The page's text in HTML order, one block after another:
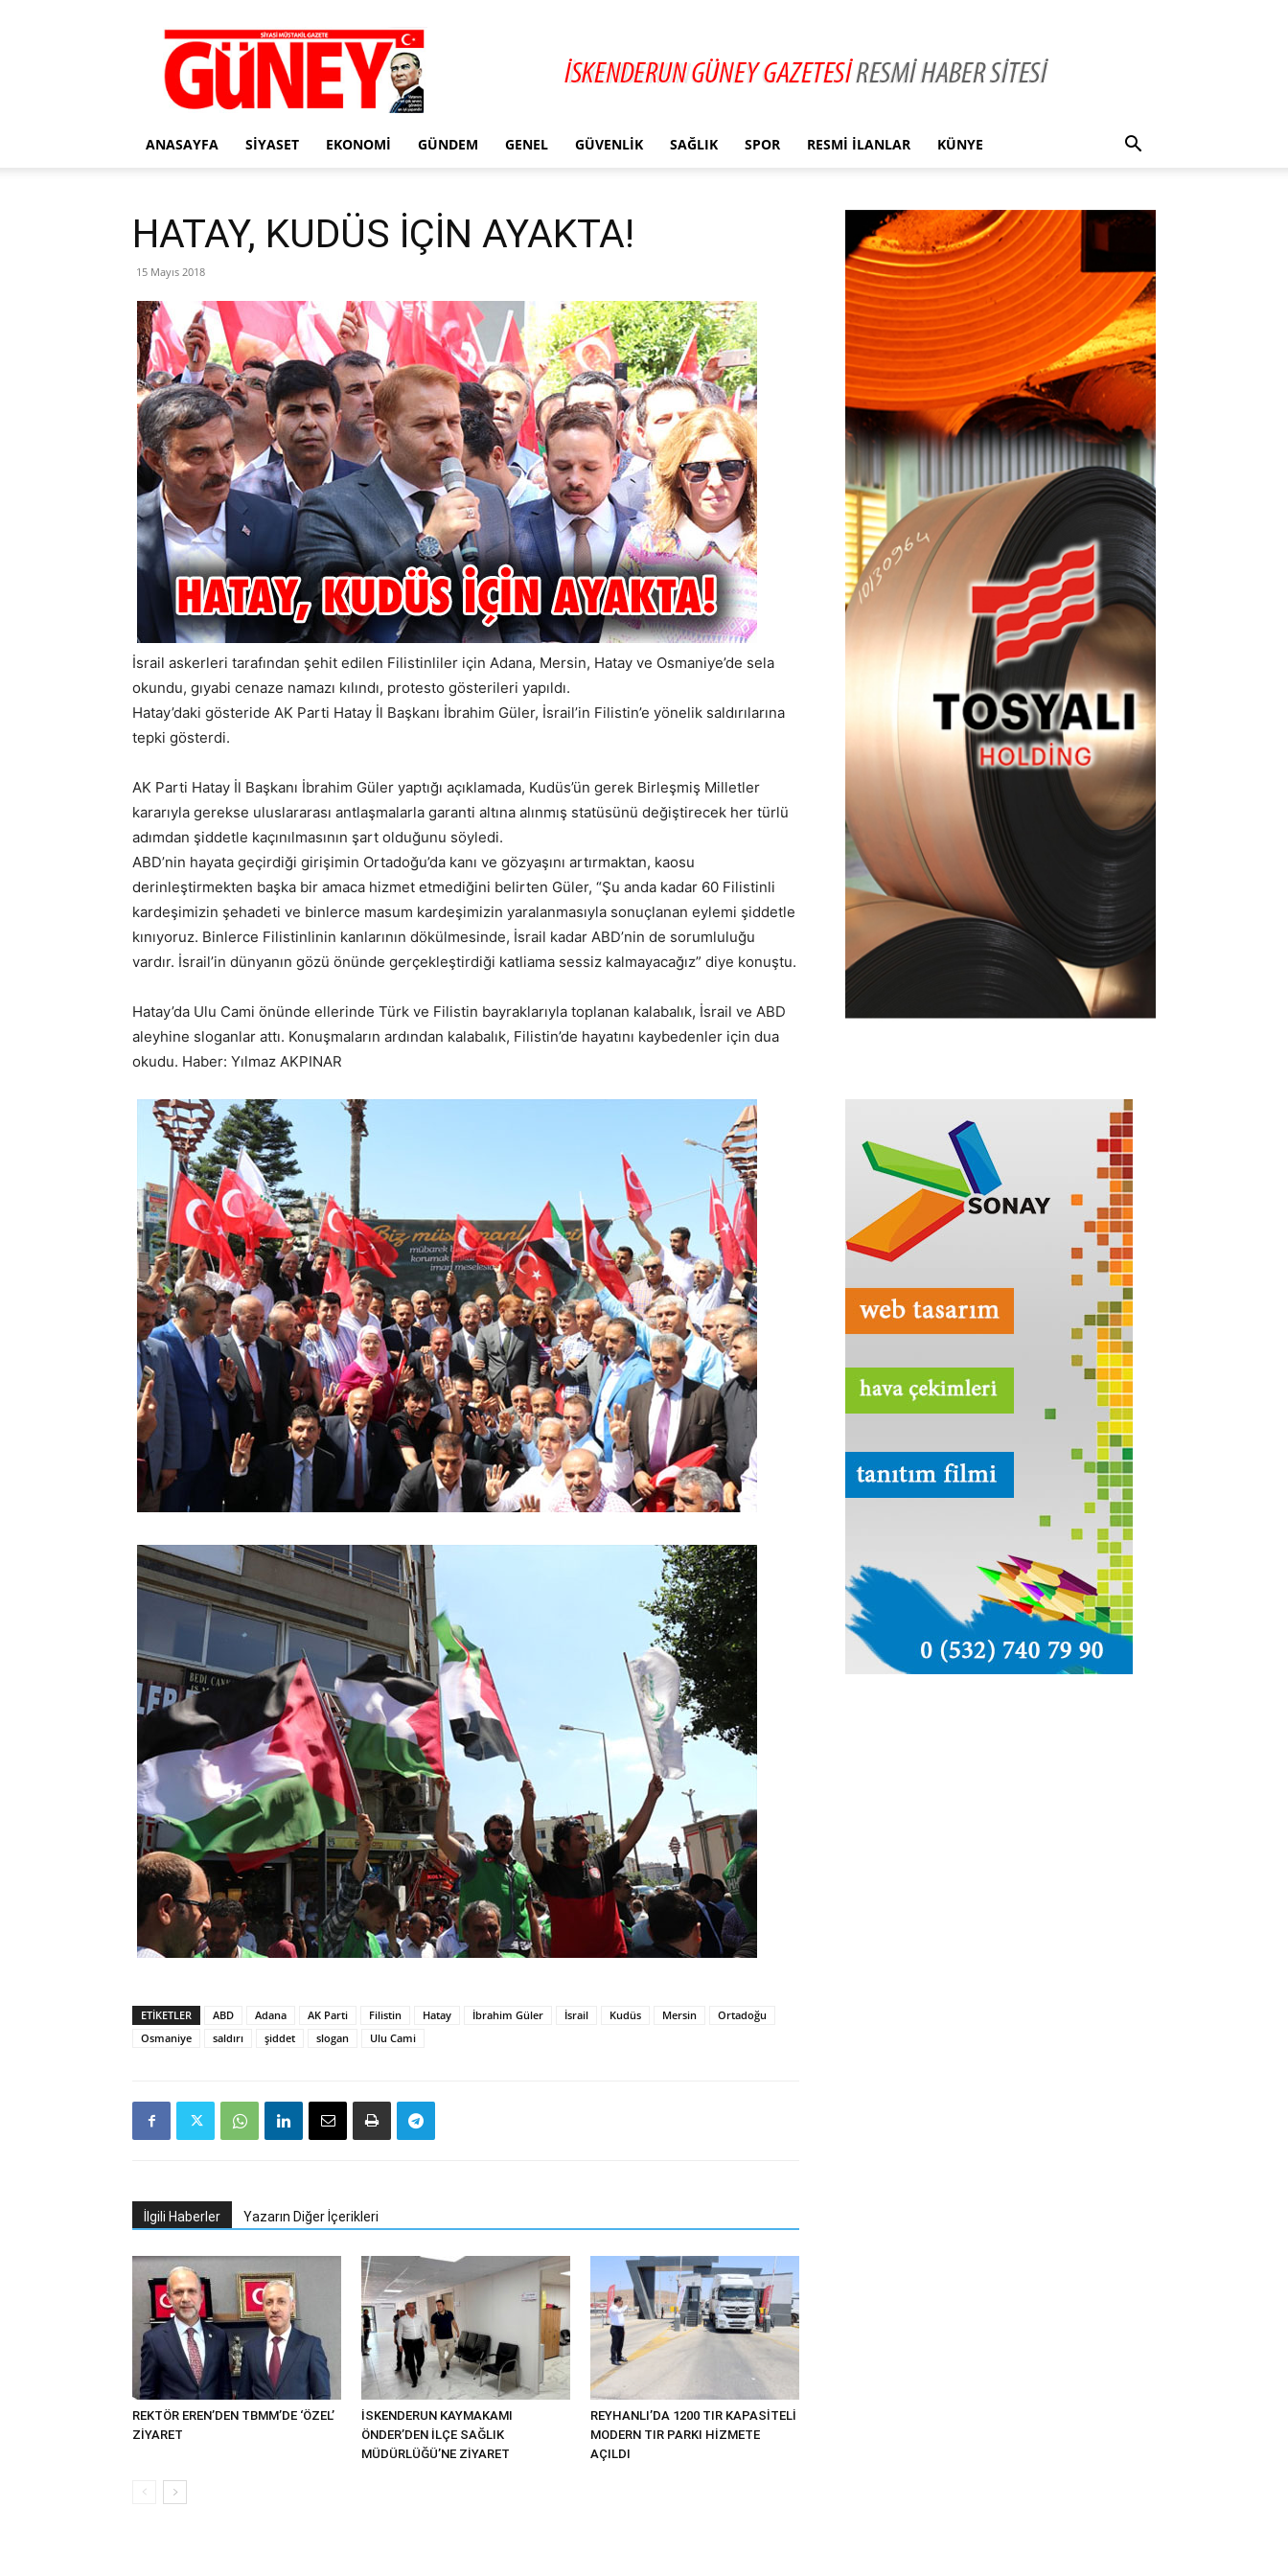
Gazete
Güney
ANASAYFA SIYASET EKONOMI GÜNDEM GENEL GÜVENLIK SAĞLIK SPOR RESMI İLANLAR KÜNYE
HATAY, KUDÜS İÇİN AYAKTA!
15 Mayıs 2018
İsrail askerleri tarafından şehit edilen Filistinliler için Adana, Mersin, Hatay ve Osmaniye’de sela
okundu, gıyabi cenaze namazı kılındı, protesto gösterileri yapıldı.
Hatay’daki gösteride AK Parti Hatay İl Başkanı İbrahim Güler, İsrail’in Filistin’e yönelik saldırılarına
tepki gösterdi.
AK Parti Hatay İl Başkanı İbrahim Güler yaptığı açıklamada, Kudüs’ün gerek Birleşmiş Milletler
kararıyla gerekse uluslararası antlaşmalarla garanti altına alınmış statüsünü değiştirecek her türlü
adımdan şiddetle kaçınılmasının şart olduğunu söyledi.
ABD’nin hayata geçirdiği girişimin Ortadoğu’da kanı ve gözyaşını artırmaktan, kaosu
derinleştirmekten başka bir amaca hizmet etmediğini belirten Güler, “Şu anda kadar 60 Filistinli
kardeşimizin şehadeti ve binlerce masum kardeşimizin yaralanmasıyla sonuçlanan eylemi şiddetle
kınıyoruz. Binlerce Filistinlinin kanlarının dökülmesinde, İsrail kadar ABD’nin de sorumluluğu
vardır. İsrail’in dünyanın gözü önünde gerçekleştirdiği katliama sessiz kalmayacağız” diye konuştu.
Hatay’da Ulu Cami önünde ellerinde Türk ve Filistin bayraklarıyla toplanan kalabalık, İsrail ve ABD
aleyhine sloganlar attı. Konuşmaların ardından kalabalık, Filistin’de hayatını kaybedenler için dua
okudu. Haber: Yılmaz AKPINAR
ETIKETLER ABD Adana AK Parti Filistin Hatay İbrahim Güler İsrail Kudüs Mersin
Ortadoğu
Osmaniye
saldırı şiddet slogan Ulu Cami
İlgili Haberler Yazarın Diğer İçerikleri
REKTÖR EREN’DEN TBMM’DE ‘ÖZEL’
ZİYARET
İSKENDERUN KAYMAKAMI
ÖNDER’DEN İLÇE SAĞLIK
MÜDÜRLÜĞÜ’NE ZİYARET
REYHANLI’DA 1200 TIR KAPASİTELİ
MODERN TIR PARKI HİZMETE
AÇILDI